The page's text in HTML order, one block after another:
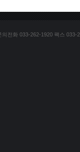
전화 033-262-1920 팩스 033-